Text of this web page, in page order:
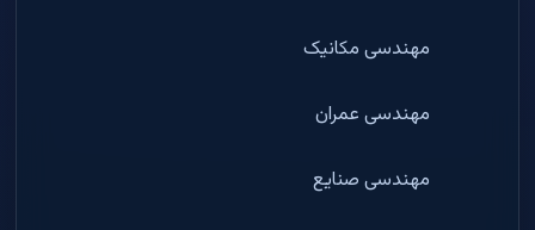
مهندسی مکانیک
مهندسی عمران
مهندسی صنایع